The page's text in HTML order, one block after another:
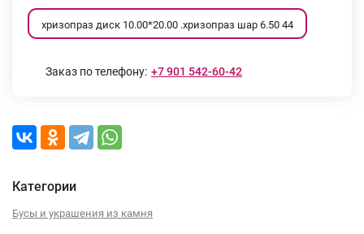
хризопраз диск 10.00*20.00 .хризопраз шар 6.50 44
Заказ по телефону: +7 901 542-60-42
Категории
Бусы и украшения из камня